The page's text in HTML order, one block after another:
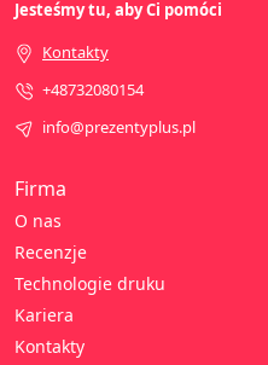
Firma
O nas
Recenzje
Technologie druku
Kariera
Kontakty
Jesteśmy tu, aby Ci pomóci
Kontakty
+48732080154
info@prezentyplus.pl